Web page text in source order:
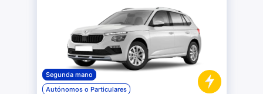
Segunda mano
Autónomos o Particulares